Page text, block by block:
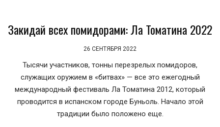
Закидай всех помидорами: Ла Томатина 2022
26 СЕНТЯБРЯ 2022
Тысячи участников, тонны перезрелых помидоров,
служащих оружием в «битвах» — все это ежегодный
международный фестиваль Ла Томатина 2012, который
проводится в испанском городе Буньоль. Начало этой
традиции было положено еще.